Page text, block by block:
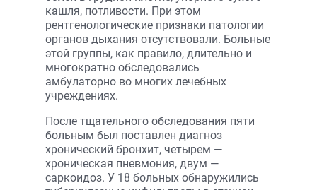
кашля, потливости. При этом
рентгенологические признаки патологии
органов дыхания отсутствовали. Больные
этой группы, как правило, длительно и
многократно обследовались
амбулаторно во многих лечебных
учреждениях.
После тщательного обследования пяти
больным был поставлен диагноз
хронический бронхит, четырем —
хроническая пневмония, двум —
саркоидоз. У 18 больных обнаружились